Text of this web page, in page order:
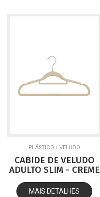
PLÁSTICO / VELUDO
CABIDE DE VELUDO
ADULTO SLIM - CREME
MAIS DETALHES